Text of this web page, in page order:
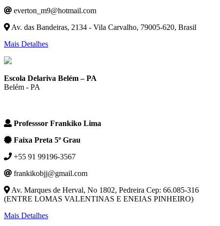
everton_m9@hotmail.com
Av. das Bandeiras, 2134 - Vila Carvalho, 79005-620, Brasil
Mais Detalhes
Escola Delariva Belém – PA
Belém - PA
Professsor Frankiko Lima
Faixa Preta 5º Grau
+55 91 99196-3567
frankikobjj@gmail.com
Av. Marques de Herval, No 1802, Pedreira Cep: 66.085-316
(ENTRE LOMAS VALENTINAS E ENEIAS PINHEIRO)
Mais Detalhes